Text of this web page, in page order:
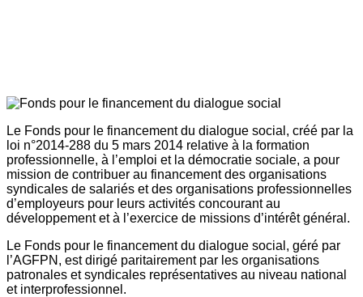
Le Fonds pour le financement du dialogue social, créé par la
loi n°2014-288 du 5 mars 2014 relative à la formation
professionnelle, à l’emploi et la démocratie sociale, a pour
mission de contribuer au financement des organisations
syndicales de salariés et des organisations professionnelles
d’employeurs pour leurs activités concourant au
développement et à l’exercice de missions d’intérêt général.
Le Fonds pour le financement du dialogue social, géré par
l’AGFPN, est dirigé paritairement par les organisations
patronales et syndicales représentatives au niveau national
et interprofessionnel.